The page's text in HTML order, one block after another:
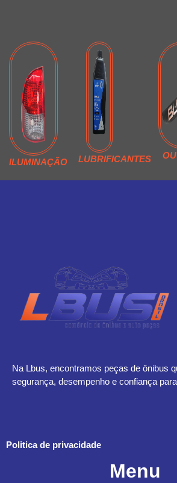
ILUMINAÇÃO LUBRIFICANTES
Na Lbus, encontramos peças de ônibus
segurança, desempenho e confiança
Politica de privacidade
Menu